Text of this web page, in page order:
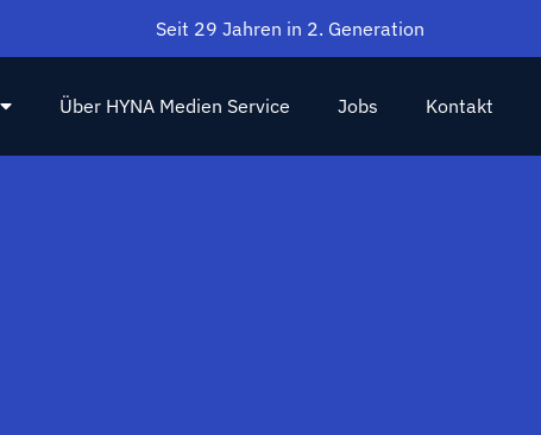
Seit 29 Jahren in 2. Generation
Über HYNA Medien Service Jobs Kontakt